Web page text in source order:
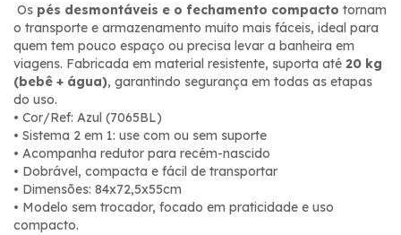
Os pés desmontáveis e o fechamento compacto tornam
o transporte e armazenamento muito mais fáceis, ideal para
quem tem pouco espaço ou precisa levar a banheira em
viagens. Fabricada em material resistente, suporta até 20 kg
(bebê + água), garantindo segurança em todas as etapas
do uso.
• Cor/Ref: Azul (7065BL)
• Sistema 2 em 1: use com ou sem suporte
• Acompanha redutor para recém-nascido
• Dobrável, compacta e fácil de transportar
• Dimensões: 84x72,5x55cm
• Modelo sem trocador, focado em praticidade e uso
compacto.